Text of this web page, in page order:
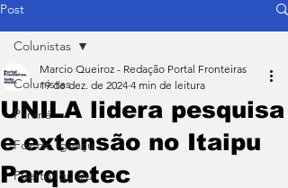
Post
Colunistas
Paraná
Foz do Iguaçu
Puerto Iguazu
Colunistas
UNILA lidera pesquisa
e extensão no Itaipu
Parquetec
Marcio Queiroz - Redação Portal Fronteiras
19 de dez. de 2024 4 min de leitura